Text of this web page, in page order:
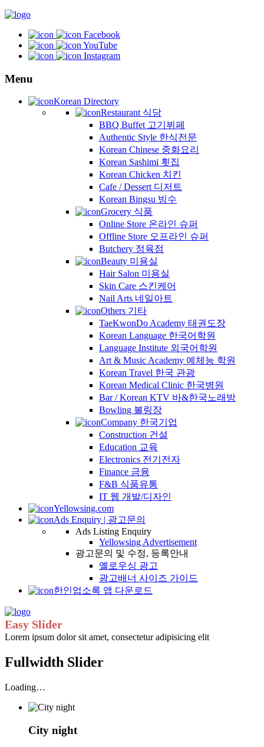
Facebook
YouTube
Instagram
Menu
Korean Directory
Restaurant 식당
BBQ Buffet 고기뷔페
Authentic Style 한식전문
Korean Chinese 중화요리
Korean Sashimi 횟집
Korean Chicken 치킨
Cafe / Dessert 디저트
Korean Bingsu 빙수
Grocery 식품
Online Store 온라인 슈퍼
Offline Store 오프라인 슈퍼
Butchery 정육점
Beauty 미용실
Hair Salon 미용실
Skin Care 스킨케어
Nail Arts 네일아트
Others 기타
TaeKwonDo Academy 태권도장
Korean Language 한국어학원
Language Institute 외국어학원
Art & Music Academy 예체능 학원
Korean Travel 한국 관광
Korean Medical Clinic 한국병원
Bar / Korean KTV 바&한국노래방
Bowling 볼링장
Company 한국기업
Construction 건설
Education 교육
Electronics 전기전자
Finance 금융
F&B 식품유통
IT 웹 개발/디자인
Yellowsing.com
Ads Enquiry | 광고문의
Ads Listing Enquiry
Yellowsing Advertisement
광고문의 및 수정, 등록안내
옐로우싱 광고
광고배너 사이즈 가이드
한인업소록 앱 다운로드
Easy Slider
Lorem ipsum dolor sit amet, consectetur adipisicing elit
Fullwidth Slider
Loading…
City night